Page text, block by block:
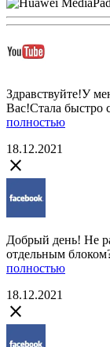
Здравствуйте!У
Вас!Стала быстро
полностью
18.12.2021
close
Добрый день! Не
отдельным
полностью
18.12.2021
close